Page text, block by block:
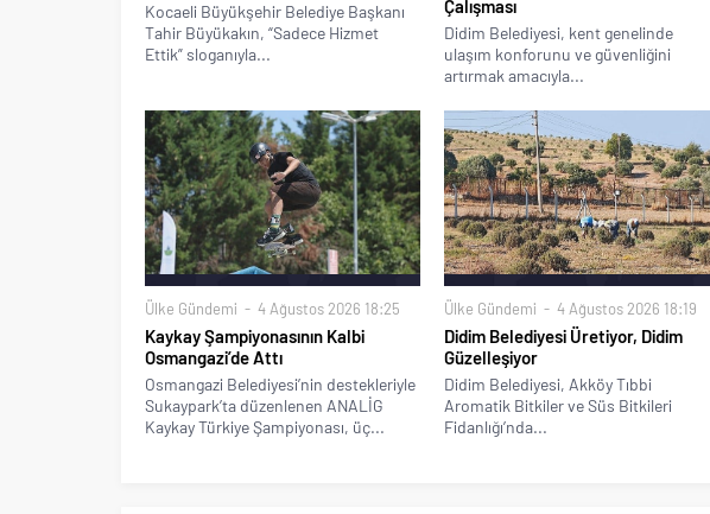
Kocaeli Büyükşehir Belediye Başkanı
Tahir Büyükakın, “Sadece Hizmet
Ettik” sloganıyla...
Çalışması
Didim Belediyesi, kent genelinde
ulaşım konforunu ve güvenliğini
artırmak amacıyla...
Ülke Gündemi 4 Ağustos 2026 18:25
Kaykay Şampiyonasının Kalbi
Osmangazi’de Attı
Osmangazi Belediyesi’nin destekleriyle
Sukaypark’ta düzenlenen ANALİG
Kaykay Türkiye Şampiyonası, üç...
Ülke Gündemi 4 Ağustos 2026 18:19
Didim Belediyesi Üretiyor, Didim
Güzelleşiyor
Didim Belediyesi, Akköy Tıbbi
Aromatik Bitkiler ve Süs Bitkileri
Fidanlığı’nda...